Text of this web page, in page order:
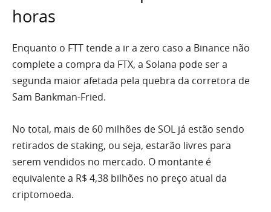
horas
Enquanto o FTT tende a ir a zero caso a Binance não
complete a compra da FTX, a Solana pode ser a
segunda maior afetada pela quebra da corretora de
Sam Bankman-Fried.
No total, mais de 60 milhões de SOL já estão sendo
retirados de staking, ou seja, estarão livres para
serem vendidos no mercado. O montante é
equivalente a R$ 4,38 bilhões no preço atual da
criptomoeda.